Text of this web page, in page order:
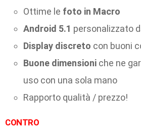
Ottime le foto in Macro
Android 5.1 personalizzato
Display discreto con buoni
Buone dimensioni che ne
uso con una sola mano
Rapporto qualità / prezzo!
CONTRO